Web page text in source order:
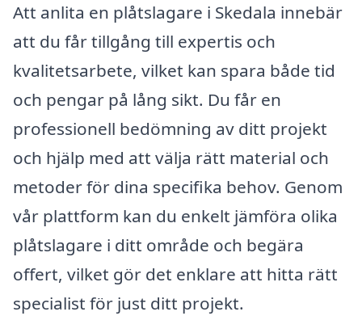
Att anlita en plåtslagare i Skedala innebär
att du får tillgång till expertis och
kvalitetsarbete, vilket kan spara både tid
och pengar på lång sikt. Du får en
professionell bedömning av ditt projekt
och hjälp med att välja rätt material och
metoder för dina specifika behov. Genom
vår plattform kan du enkelt jämföra olika
plåtslagare i ditt område och begära
offert, vilket gör det enklare att hitta rätt
specialist för just ditt projekt.